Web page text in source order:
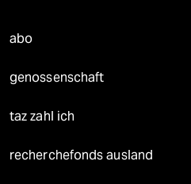
abo
genossenschaft
taz zahl ich
recherchefonds ausland